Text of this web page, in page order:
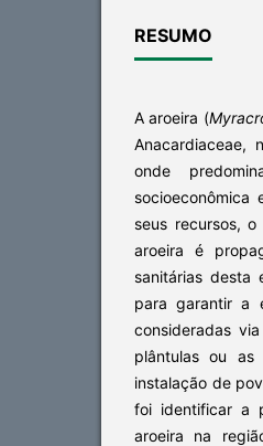
RESUMO
A aroeira (
Anacardiaceae,
onde
seus recursos,
aroeira é
sanitárias desta
para garantir a
consideradas
plântulas ou as
instalação de
foi identificar a
aroeira na